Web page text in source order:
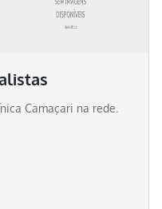
Camaçari na rede.